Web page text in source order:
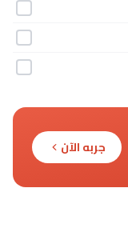
جربه الآن